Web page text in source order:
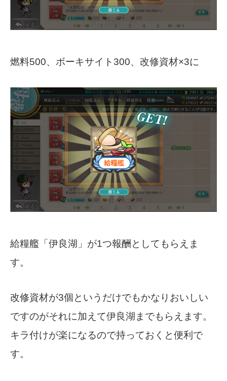
燃料500、ボーキサイト300、改修資材×3に
給糧艦「伊良湖」が1つ報酬としてもらえま
す。
改修資材が3個というだけでもかなりおいしい
ですのがそれに加えて伊良湖までもらえます。
キラ付けが楽になるので持っておくと便利で
す。